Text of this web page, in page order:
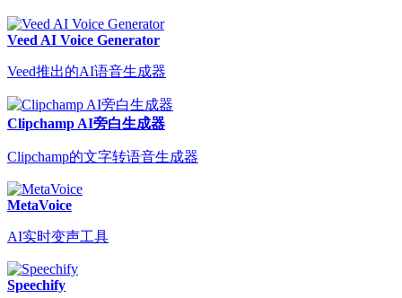
Veed AI Voice Generator
Veed推出的AI语音生成器
Clipchamp AI旁白生成器
Clipchamp的文字转语音生成器
MetaVoice
AI实时变声工具
Speechify